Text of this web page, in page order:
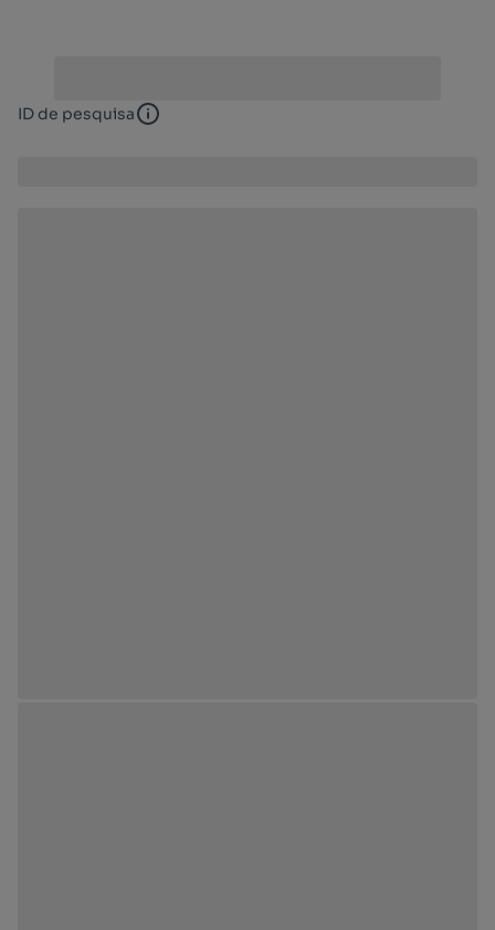
ID de pesquisa ID de pesquisa